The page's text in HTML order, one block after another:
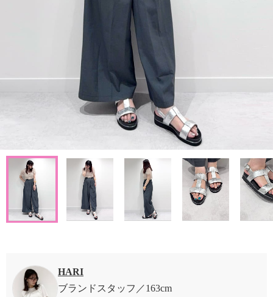
HARI
ブランドスタッフ
163cm